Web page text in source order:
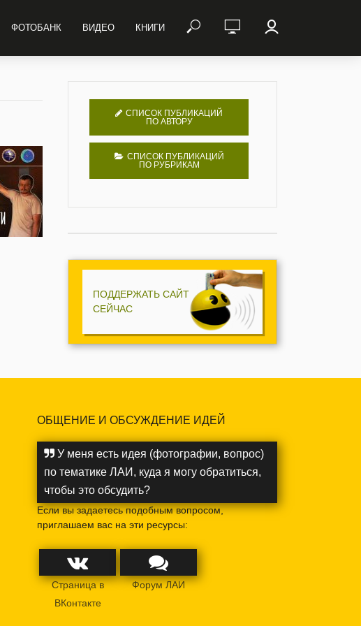
ФОТОБАНК ВИДЕО КНИГИ
СПИСОК ПУБЛИКАЦИЙ
ПО АВТОРУ
СПИСОК ПУБЛИКАЦИЙ
ПО РУБРИКАМ
ПОДДЕРЖАТЬ САЙТ
СЕЙЧАС
ОБЩЕНИЕ И ОБСУЖДЕНИЕ ИДЕЙ
У меня есть идея (фотографии, вопрос)
по тематике ЛАИ, куда я могу обратиться,
чтобы это обсудить?
Если вы задаетесь подобным вопросом,
приглашаем вас на эти ресурсы:
Страница в
ВКонтакте
Форум ЛАИ